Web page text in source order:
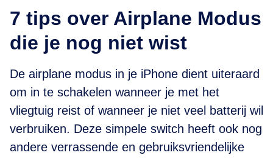
7 tips over Airplane Modus
die je nog niet wist
De airplane modus in je iPhone dient uiteraard
om in te schakelen wanneer je met het
vliegtuig reist of wanneer je niet veel batterij wil
verbruiken. Deze simpele switch heeft ook nog
andere verrassende en gebruiksvriendelijke